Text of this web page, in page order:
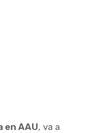
en AAU, va a